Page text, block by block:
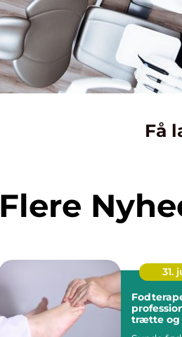
Få
Flere
31.
trætte og